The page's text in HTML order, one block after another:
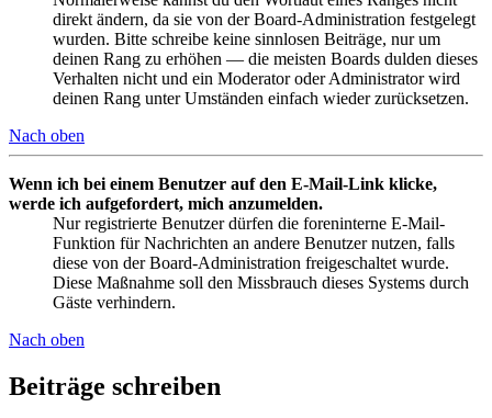
direkt ändern, da sie von der Board-Administration festgelegt
wurden. Bitte schreibe keine sinnlosen Beiträge, nur um
deinen Rang zu erhöhen — die meisten Boards dulden dieses
Verhalten nicht und ein Moderator oder Administrator wird
deinen Rang unter Umständen einfach wieder zurücksetzen.
Nach oben
Wenn ich bei einem Benutzer auf den E-Mail-Link klicke,
werde ich aufgefordert, mich anzumelden.
Nur registrierte Benutzer dürfen die foreninterne E-Mail-
Funktion für Nachrichten an andere Benutzer nutzen, falls
diese von der Board-Administration freigeschaltet wurde.
Diese Maßnahme soll den Missbrauch dieses Systems durch
Gäste verhindern.
Nach oben
Beiträge schreiben